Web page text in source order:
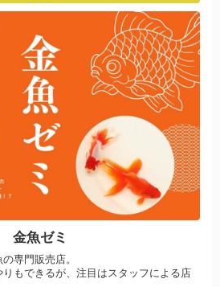
金魚ゼミ
専門販売店。
もできるが、注目はスタッフによる店